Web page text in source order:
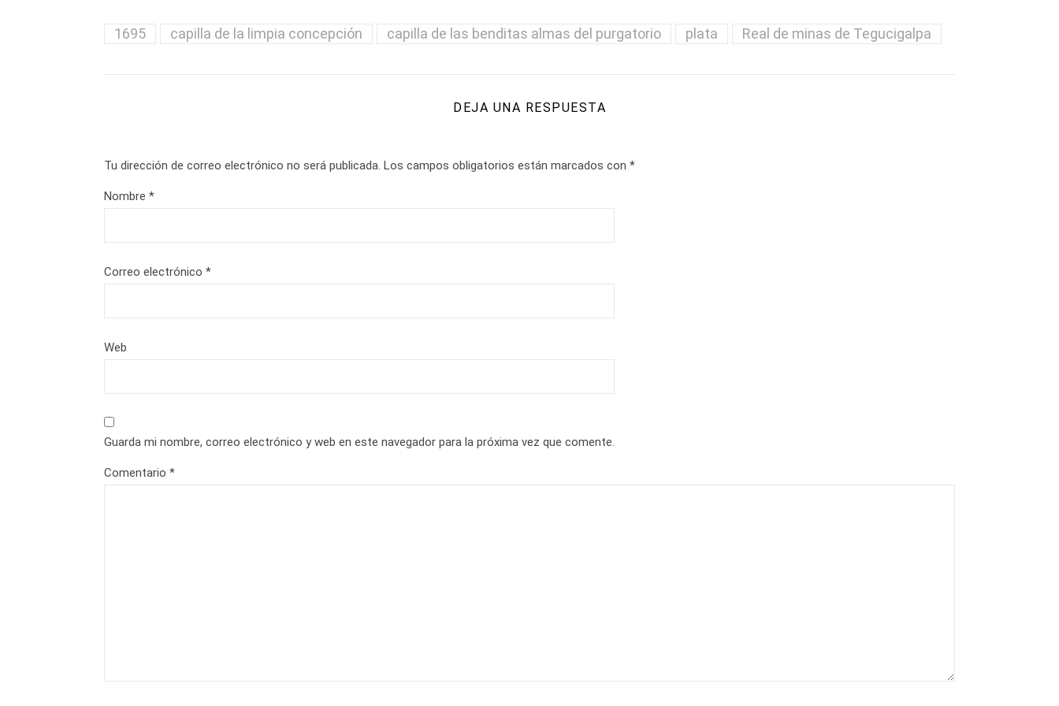
1695 capilla de la limpia concepción capilla de las benditas almas del purgatorio plata Real de minas de Tegucigalpa
DEJA UNA RESPUESTA
Tu dirección de correo electrónico no será publicada. Los campos obligatorios están marcados con *
Nombre *
Correo electrónico *
Web
Guarda mi nombre, correo electrónico y web en este navegador para la próxima vez que comente.
Comentario *